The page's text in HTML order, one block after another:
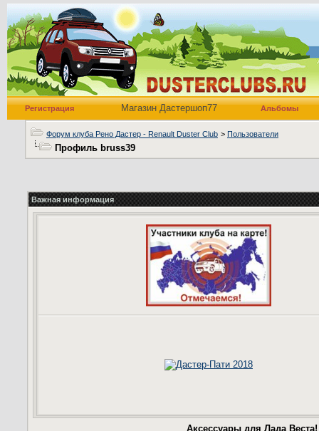
Регистрация Магазин Дастершоп77 Альбомы
Форум клуба Рено Дастер - Renault Duster Club > Пользователи
Профиль bruss39
Важная информация
Аксессуары для Лада